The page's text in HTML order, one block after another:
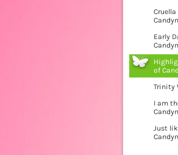
Early
of
Trinity
I am
Just